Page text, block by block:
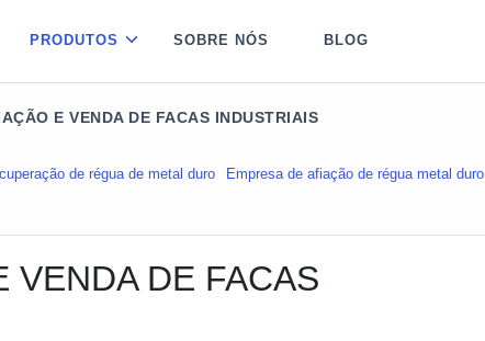
PRODUTOS SOBRE NÓS BLOG
E VENDA DE FACAS INDUSTRIAIS
de régua de metal duro Empresa de afiação de régua metal duro
VENDA DE FACAS